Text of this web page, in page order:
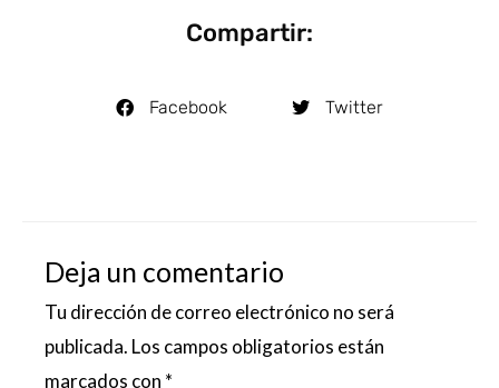
Compartir:
Facebook Twitter
Deja un comentario
Tu dirección de correo electrónico no será
publicada. Los campos obligatorios están
marcados con *